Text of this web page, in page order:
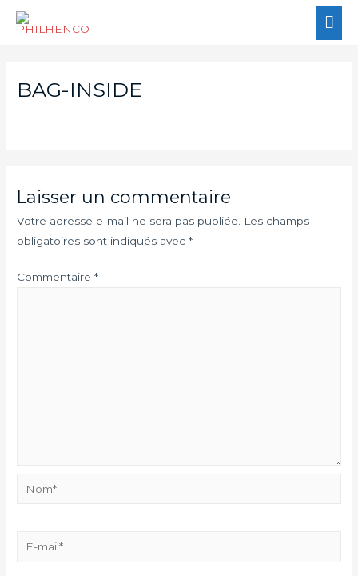
BAG-INSIDE
Laisser un commentaire
Votre adresse e-mail ne sera pas publiée.
Les champs
obligatoires sont indiqués avec*
Commentaire*